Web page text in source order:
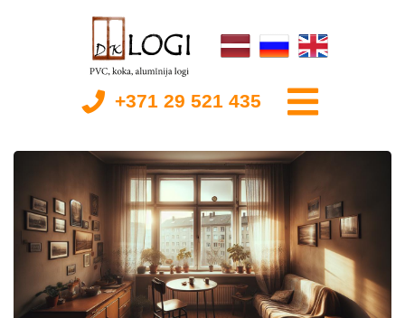
+371 29 521 435